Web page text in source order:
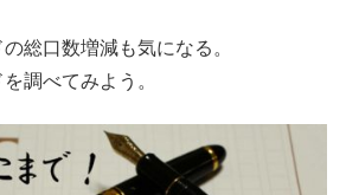
総口数増減も気になる。
調べてみよう。